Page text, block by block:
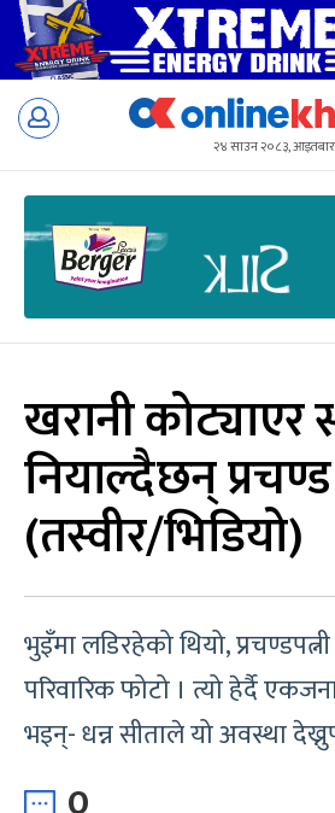
Skip
२४ साउन २०८३, आइतबार
खरानी कोट्याएर
नियाल्दैछन्
(तस्वीर/भिडियो)
भुइँमा लडिरहेको थियो,
परिवारिक फोटो । त्यो हेर्दै
भइन्- धन्न सीताले यो अवस्था